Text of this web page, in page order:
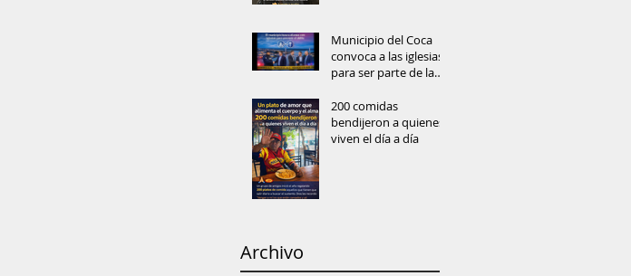
Municipio del Coca
convoca a las iglesias
para ser parte de la
y reconstrucción del
tejido social
200 comidas
bendijeron a quienes
viven el día a día
Archivo